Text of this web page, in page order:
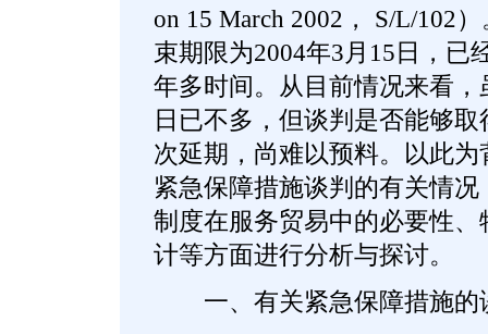
on 15 March 2002， S/L/102
束期限为2004年3月15日，已
年多时间。从目前情况来看
日已不多，但谈判是否能够
次延期，尚难以预料。以此
紧急保障措施谈判的有关情
制度在服务贸易中的必要性
计等方面进行分析与探讨。
一、有关紧急保障措施的